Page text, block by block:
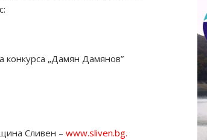
конкурса „Дамян Дамянов”
Сливен – www.sliven.bg.